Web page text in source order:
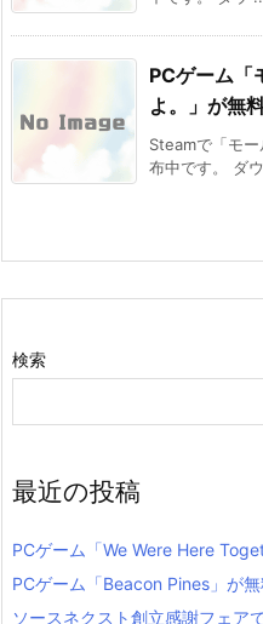
PCゲーム「
よ。」が無
Steamで「モ
布中です。 ダ
検索
最近の投稿
PCゲーム「We Were Here
PCゲーム「Beacon Pines」が無
ソースネクスト創立感謝フェア